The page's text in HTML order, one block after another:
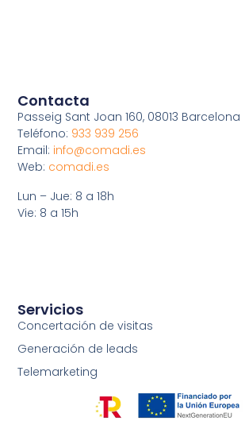
Contacta
Passeig Sant Joan 160, 08013 Barcelona
Teléfono: 933 939 256
Email: info@comadi.es
Web: comadi.es
Lun – Jue: 8 a 18h
Vie: 8 a 15h
Servicios
Concertación de visitas
Generación de leads
Telemarketing